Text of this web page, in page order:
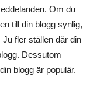
Om du
till din blogg synlig,
fler ställen där din
Dessutom
blogg är populär.